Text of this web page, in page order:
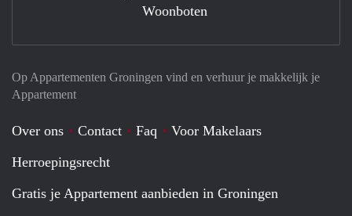
Op Appartementen Groningen vind en verhuur je makkelijk je
Appartement
Over ons Contact Faq
Voor Makelaars
Herroepingsrecht
Gratis je Appartement aanbieden in Groningen
Woonboten